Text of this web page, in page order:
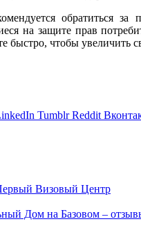
обратиться
на защите прав
быстро, чтобы увеличить
Tumblr Reddit
Визовый Центр
Дом на Базовом –